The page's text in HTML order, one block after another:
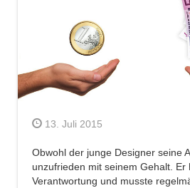
13. Juli 2015
Obwohl der junge Designer seine
unzufrieden mit seinem Gehalt. Er
Verantwortung und musste